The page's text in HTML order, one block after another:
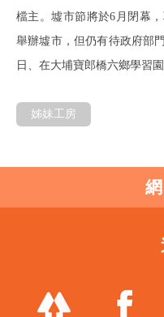
檔主。墟市節將於6月閉幕
舉辦墟市，但仍有待政府部
日、在大埔寶郎橋六鄉學習園
姊妹工房